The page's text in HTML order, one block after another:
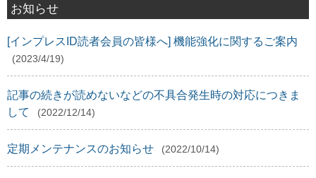
お知らせ
[インプレスID読者会員の皆様へ] 機能強化に関するご案内
(2023/4/19)
記事の続きが読めないなどの不具合発生時の対応につきま
して
(2022/12/14)
定期メンテナンスのお知らせ (2022/10/14)